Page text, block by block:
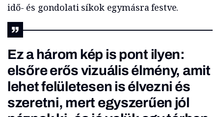
idő- és gondolati síkok egymásra festve.
Ez a három kép is pont ilyen:
elsőre erős vizuális élmény, amit
lehet felületesen is élvezni és
szeretni, mert egyszerűen jól